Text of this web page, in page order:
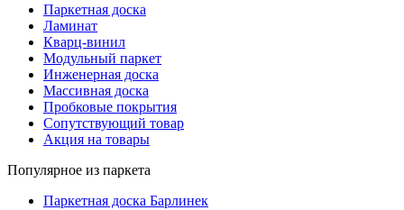
Паркетная доска
Ламинат
Кварц-винил
Модульный паркет
Инженерная доска
Массивная доска
Пробковые покрытия
Сопутствующий товар
Акция на товары
Популярное из паркета
Паркетная доска Барлинек